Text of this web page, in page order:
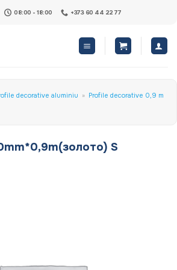
08:00 - 18:00 +373 60 44 22 77
decorative aluminiu » Profile decorative 0,9 m
S